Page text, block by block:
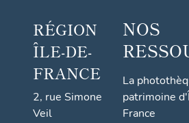
RÉGION
ÎLE-DE-
FRANCE
2, rue Simone
Veil
NOS
La
patrimoine
France